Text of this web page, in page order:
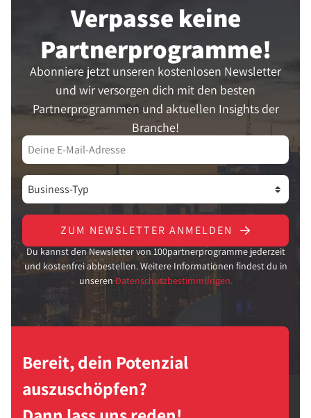
Verpasse keine
Partner­programme!
Abonniere jetzt unseren kostenlosen Newsletter
und wir versorgen dich mit den besten
Partnerprogrammen und aktuellen Insights der
Branche!
ZUM NEWSLETTER ANMELDEN
Du kannst den Newsletter von 100partnerprogramme jederzeit
und kostenfrei abbestellen. Weitere Informationen findest du in
unseren Datenschutzbestimmungen.
Bereit, dein Potenzial
auszuschöpfen?